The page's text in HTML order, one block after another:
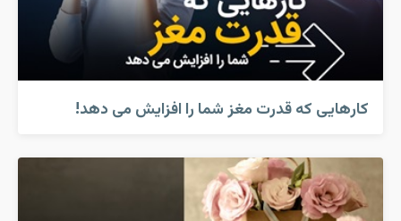
کارهایی که قدرت مغز شما را افزایش می دهد!